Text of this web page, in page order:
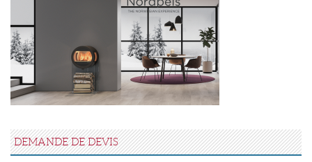
DEMANDE DE DEVIS